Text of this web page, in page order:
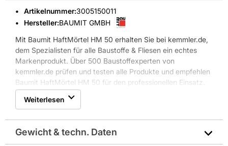
Artikelnummer:3005150011
Hersteller:BAUMIT GMBH
Mit Baumit HaftMörtel HM 50 erhalten Sie bei kemmler.de,
dem Spezialisten für alle Baustoffe & Fliesen ein echtes
Markenprodukt. Über 500 Baustoffexperten von
kemmler.de prüfen und testen alle Produkte und empfehlen
Baumit HaftMörtel HM 50 für den professionellen Einsatz.
Weiterlesen
Gewicht & techn. Daten